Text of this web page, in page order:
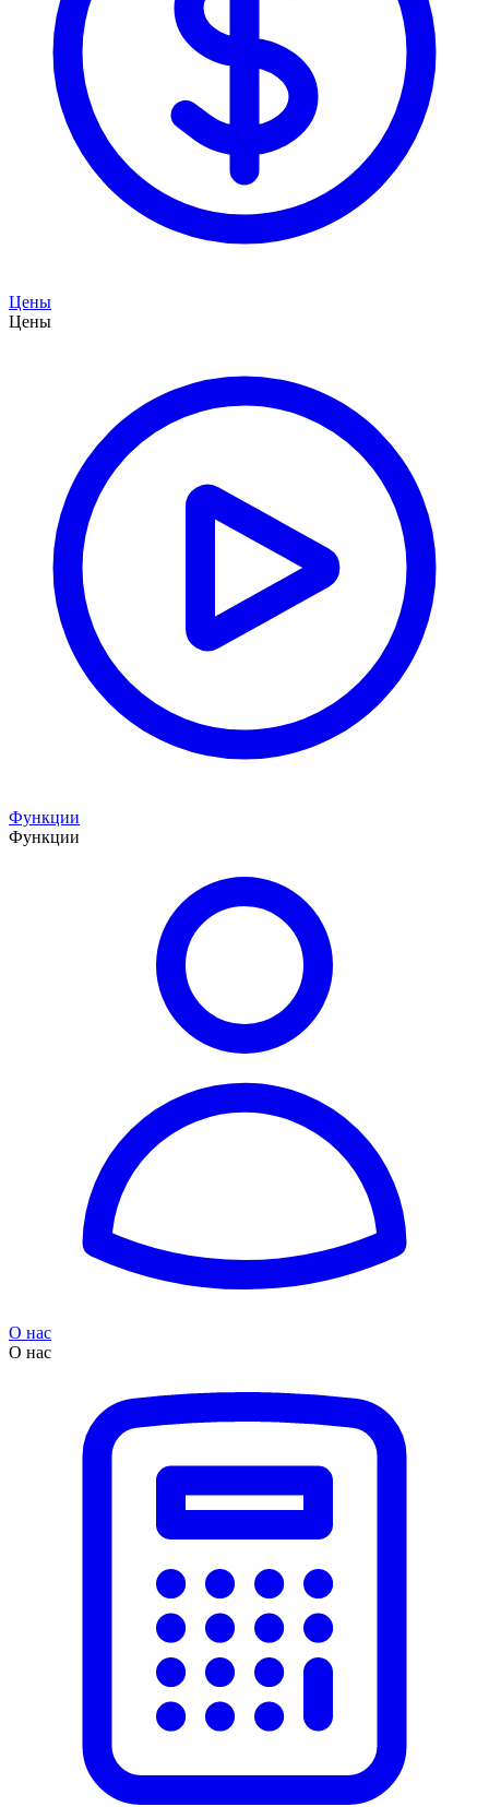
Цены
Цены
Функции
Функции
О нас
О нас